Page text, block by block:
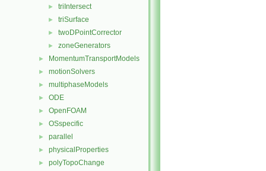
► triIntersect
► triSurface
► twoDPointCorrector
► zoneGenerators
► MomentumTransportModels
► motionSolvers
► multiphaseModels
► ODE
► OpenFOAM
► OSspecific
► parallel
► physicalProperties
► polyTopoChange